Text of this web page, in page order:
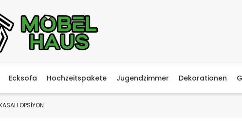
Ecksofa Hochzeitspakete Jugendzimmer Dekorationen
OPSİYON